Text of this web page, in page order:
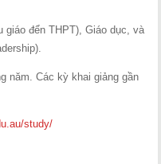
giáo đển THPT), Giáo dục, và
năm. Các kỳ khai giảng gần
study/